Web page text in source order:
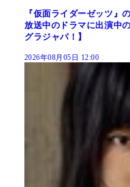
『仮面ライダーゼッツ
放送中のドラマに出演中
グラジャパ！】
2026年08月05日 12:00